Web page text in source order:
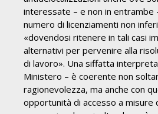
interessate – e non in entrambe
numero di licenziamenti non
«dovendosi ritenere in tali casi
alternativi per pervenire alla
di lavoro». Una siffatta
Ministero – è coerente non
ragionevolezza, ma anche con
opportunità di accesso a misure